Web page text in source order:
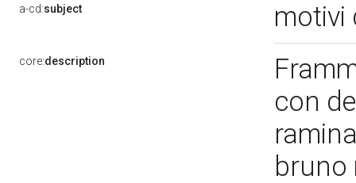
a-cd:subject motivi
core:description
con